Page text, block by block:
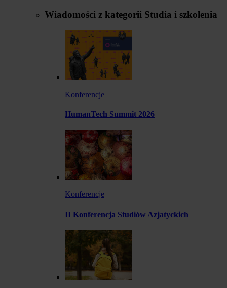
Wiadomości z kategorii Studia i szkolenia
Konferencje
HumanTech Summit 2026
Konferencje
II Konferencja Studiów Azjatyckich